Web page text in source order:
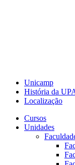
Unicamp
História da
Localização
Cursos
Unidades